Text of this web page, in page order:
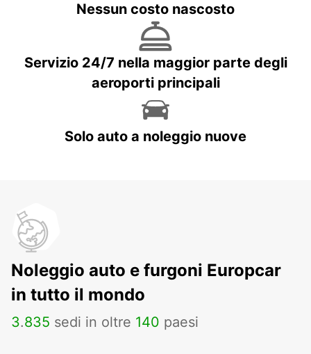
Nessun costo nascosto
Servizio 24/7 nella maggior parte degli
aeroporti principali
Solo auto a noleggio nuove
Noleggio auto e furgoni Europcar
in tutto il mondo
3.835 sedi in oltre 140 paesi